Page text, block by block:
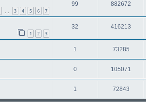
3 4 5 6 7
99 882672
1 2 3
32 416213
1 73285
0 105071
1 72843